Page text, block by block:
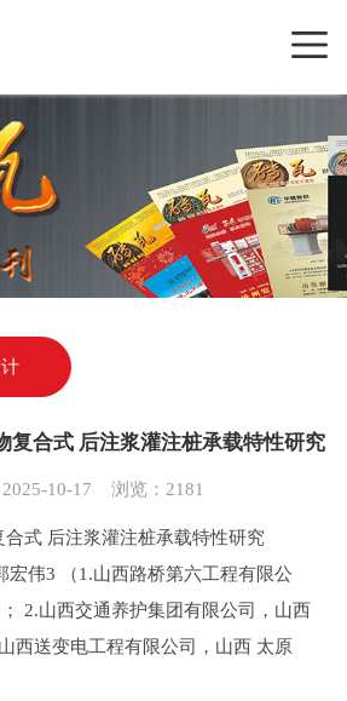
复合式 后注浆灌注桩承载特性研究
2025-10-17 浏览：2181
式 后注浆灌注桩承载特性研究
宏伟3 （1.山西路桥第六工程有限公
2.山西交通养护集团有限公司，山西
西送变电工程有限公司，山西 太原